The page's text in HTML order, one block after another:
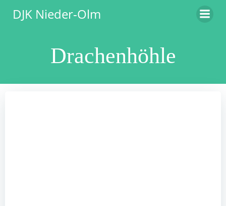
DJK Nieder-Olm
Drachenhöhle